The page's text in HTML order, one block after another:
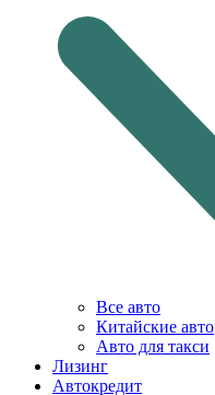
Все авто
Китайские авто
Авто для такси
Лизинг
Автокредит